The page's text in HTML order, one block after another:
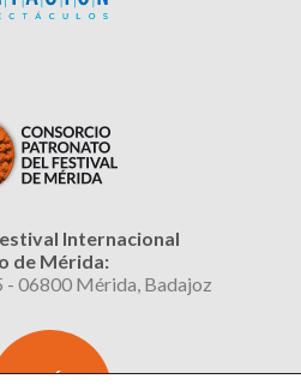
Internacional
de Mérida:
- 06800 Mérida, Badajoz
SUSCRÍBETE